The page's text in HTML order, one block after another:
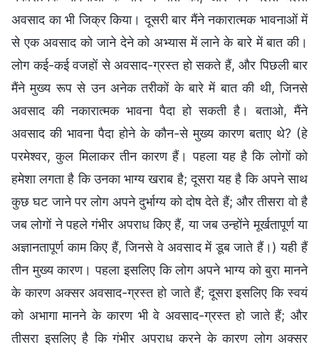
अवसाद का भी जिक्र किया। दूसरी बार मैंने नकारात्मक भावनाओं में
से एक अवसाद को जाने देने को अभ्यास में लाने के बारे में बात की।
लोग कई-कई वजहों से अवसाद-ग्रस्त हो सकते हैं, और पिछली बार
मैंने मुख्य रूप से उन अनेक तरीकों के बारे में बात की थी, जिनसे
अवसाद की नकारात्मक भावना पैदा हो सकती है। बताओ, मैंने
अवसाद की भावना पैदा होने के कौन-से मुख्य कारण बताए थे? (हे
परमेश्वर, कुल मिलाकर तीन कारण हैं। पहला यह है कि लोगों को
हमेशा लगता है कि उनका भाग्य खराब है; दूसरा यह है कि अपने साथ
कुछ घट जाने पर लोग अपने दुर्भाग्य को दोष देते हैं; और तीसरा वो है
जब लोगों ने पहले गंभीर अपराध किए हैं, या जब उन्होंने मूर्खतापूर्ण या
अज्ञानतापूर्ण काम किए हैं, जिनसे वे अवसाद में डूब जाते हैं।) यही हैं
तीन मुख्य कारण। पहला इसलिए कि लोग अपने भाग्य को बुरा मानने
के कारण अक्सर अवसाद-ग्रस्त हो जाते हैं; दूसरा इसलिए कि स्वयं
को अभागा मानने के कारण भी वे अवसाद-ग्रस्त हो जाते हैं; और
तीसरा इसलिए है कि गंभीर अपराध करने के कारण लोग अक्सर